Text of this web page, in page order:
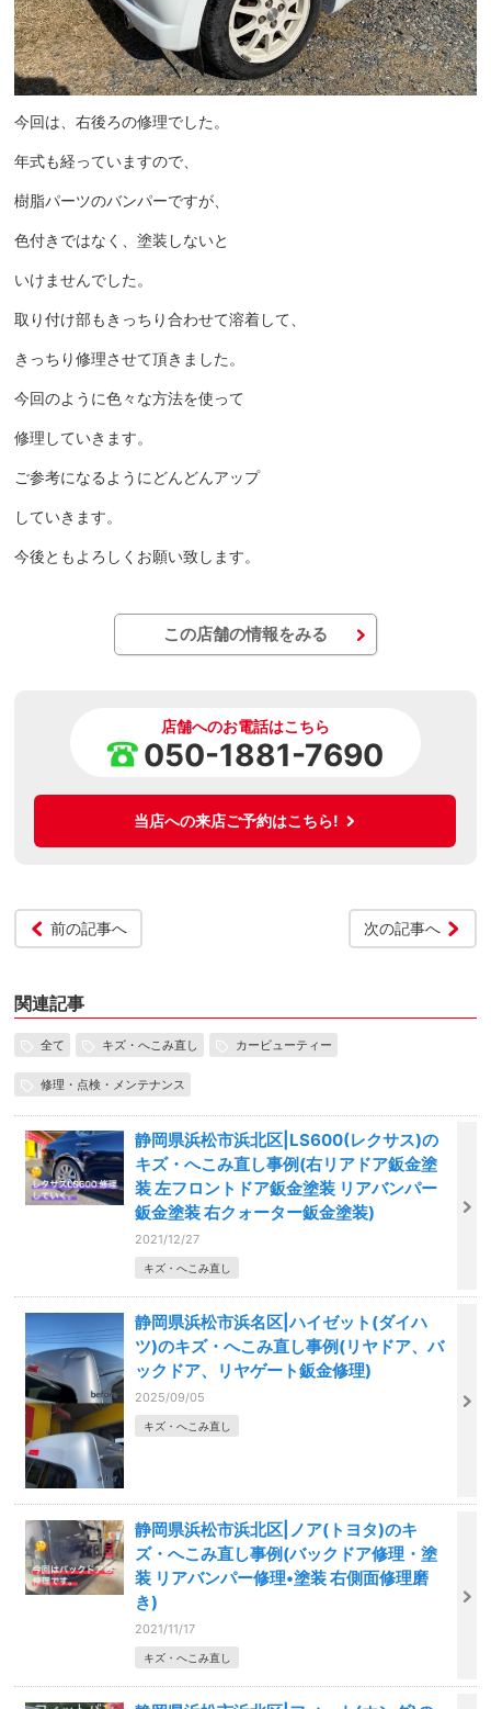
今回は、右後ろの修理でした。
年式も経っていますので、
樹脂パーツのバンパーですが、
色付きではなく、塗装しないと
いけませんでした。
取り付け部もきっちり合わせて溶着して、
きっちり修理させて頂きました。
今回のように色々な方法を使って
修理していきます。
ご参考になるようにどんどんアップ
していきます。
今後ともよろしくお願い致します。
この店舗の情報をみる
店舗へのお電話はこちら
050-1881-7690
当店への来店ご予約はこちら!
前の記事へ 次の記事へ
関連記事
全て キズ・へこみ直し カービューティー
修理・点検・メンテナンス
静岡県浜松市浜北区|LS600(レクサス)の
キズ・へこみ直し事例(右リアドア鈑金塗
装 左フロントドア鈑金塗装 リアバンパー
鈑金塗装 右クォーター鈑金塗装)
2021/12/27
キズ・へこみ直し
静岡県浜松市浜名区|ハイゼット(ダイハ
ツ)のキズ・へこみ直し事例(リヤドア、バ
ックドア、リヤゲート鈑金修理)
2025/09/05
キズ・へこみ直し
静岡県浜松市浜北区|ノア(トヨタ)のキ
ズ・へこみ直し事例(バックドア修理・塗
装 リアバンパー修理•塗装 右側面修理磨
き)
2021/11/17
キズ・へこみ直し